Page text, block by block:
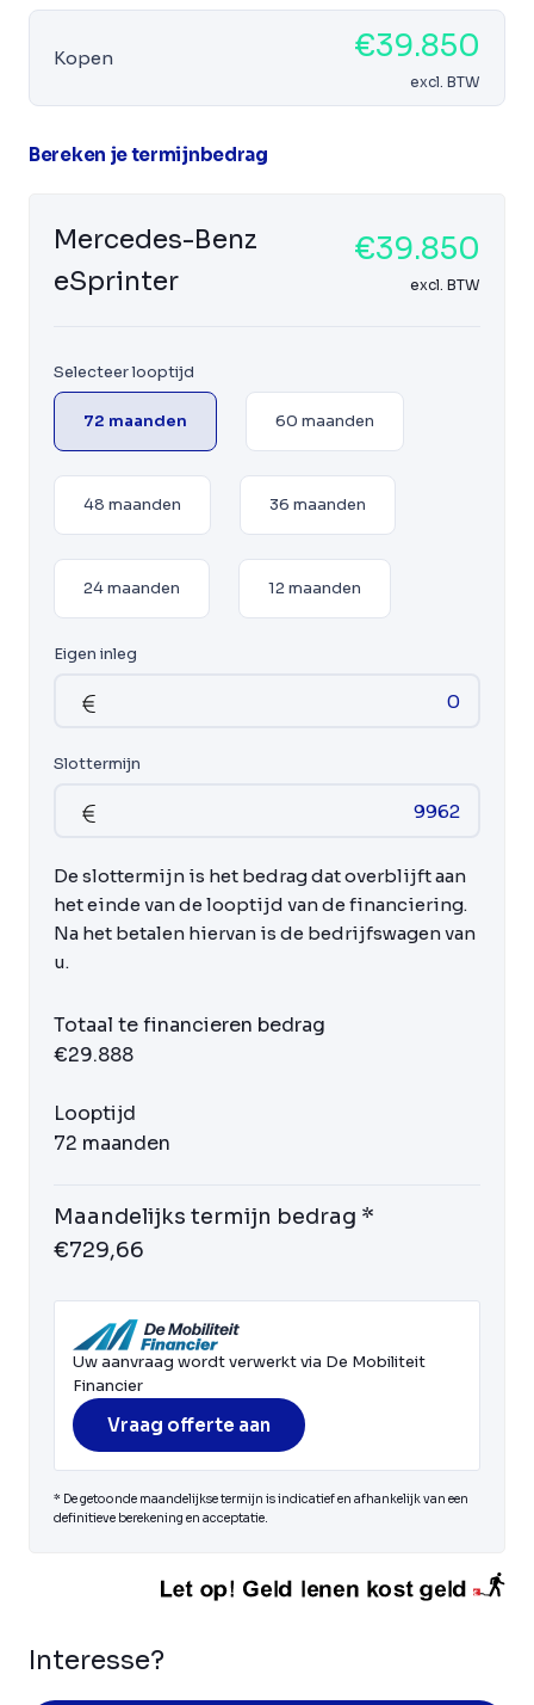
Kopen €39.850
excl. BTW
Bereken je termijnbedrag
Mercedes-Benz
eSprinter
€39.850
excl. BTW
Selecteer looptijd
72 maanden 60 maanden
48 maanden 36 maanden
24 maanden 12 maanden
Eigen inleg
Slottermijn
De slottermijn is het bedrag dat overblijft aan
het einde van de looptijd van de financiering.
Na het betalen hiervan is de bedrijfswagen van
u.
Totaal te financieren bedrag
€29.888
Looptijd
72 maanden
Maandelijks termijn bedrag *
€729,66
Uw aanvraag wordt verwerkt via De Mobiliteit
Financier
Vraag offerte aan
* De getoonde maandelijkse termijn is indicatief en afhankelijk van een
definitieve berekening en acceptatie.
Interesse?